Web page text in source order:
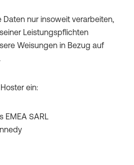
Daten nur insoweit verarbeiten,
Leistungspflichten
Weisungen in Bezug auf
ein:
EMEA SARL